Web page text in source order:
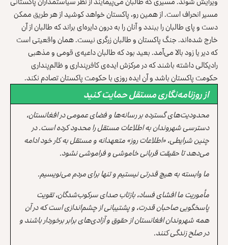
مسیر انحراف است. از همین رو، پاکستان خواهد کوشید از هر طریق ممکن
دست و پای طالبان را ببندد و آنان را به درون دایره‌ای براند که طالبان از آن
خارج شده‌اند. جنگ پاکستان و طالبان زرگری نیست. همان واقعیتی است
که دیر یا زود بالا می‌آمد. بعید بود که طالبان داعیه‌ی قومی و مذهبی
رادیکالی داشته باشند که در مرکزش ایده‌ی کافرپنداری و ظالم‌پنداری
حکومت پاکستان باشد و آن ایده روزی با حکومت پاکستان تصادم نکند.
از روزنامه‌نگاری مستقل حمایت کنید
محدودیت‌های گسترده بر رسانه‌ها و فضای عمومی در افغانستان،
دسترسی شهروندان به اطلاعات مستقل را محدود کرده است. در
چنین شرایطی، «اطلاعات روز» متعهدانه و مستقل به کار خود ادامه
می‌دهد تا حقیقت قربانی خاموشی و فراموشی نشود.
ما وابسته به هیچ قدرتی نیستیم و تنها برای مردم می‌نویسیم.
مأموریت ما افشای فساد، بازتاب صدای سرکوب‌شدگان، تقویت
پاسخگویی صاحبان قدرت، و پشتیبانی از چشم‌اندازی است که در آن
همه شهروندان افغانستان از حقوق و آزادی‌های برابر برخوردار باشند و
در صلح زندگی کنند.